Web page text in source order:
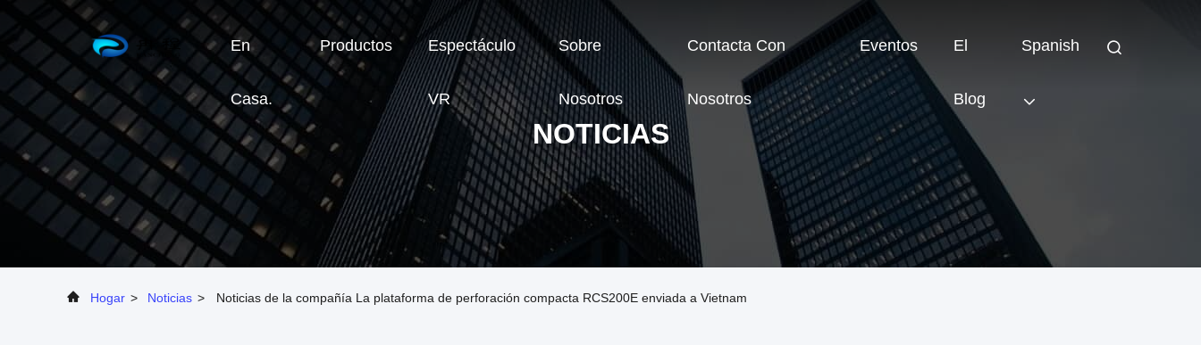
En
Casa.
Productos Espectáculo
VR
Sobre
Nosotros
Contacta Con
Nosotros
Eventos El
Blog
Spanish
NOTICIAS
Hogar > Noticias > Noticias de la compañía La plataforma de perforación compacta RCS200E enviada a Vietnam